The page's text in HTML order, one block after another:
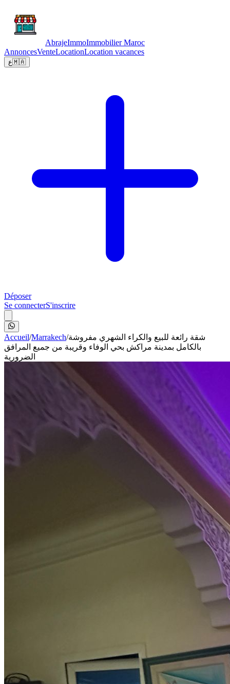
AbrajeImmoImmobilier Maroc
AnnoncesVenteLocationLocation vacances
ع🇲🇦
Déposer
Se connecterS'inscrire
Accueil/Marrakech/شقة رائعة للبيع والكراء الشهري مفروشة
بالكامل بمدينة مراكش بحي الوفاء وقريبة من جميع المرافق
الضرورية